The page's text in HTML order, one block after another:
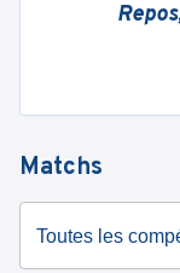
Matchs
Toutes les